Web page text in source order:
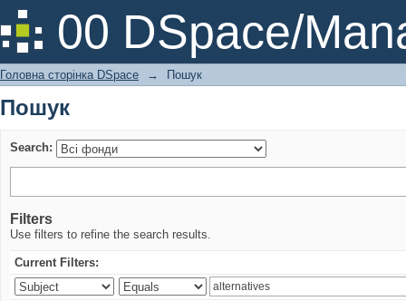
00 DSpace/
Пошук
Головна сторінка DSpace → Пошук
Пошук
Search:
Filters
Use filters to refine the search results.
Current Filters: